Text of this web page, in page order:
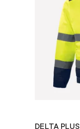
DELTA PLUS